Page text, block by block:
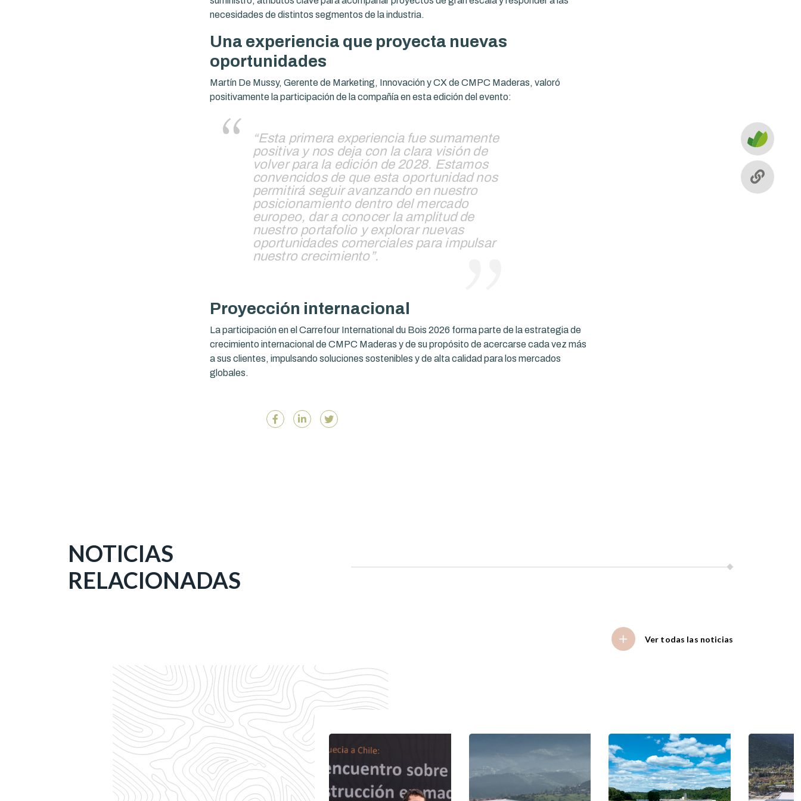
necesidades de distintos segmentos de la industria.
Una experiencia que proyecta nuevas
oportunidades
Martín De Mussy, Gerente de Marketing, Innovación y CX de CMPC Maderas, valoró
positivamente la participación de la compañía en esta edición del evento:
“Esta primera experiencia fue sumamente
positiva y nos deja con la clara visión de
volver para la edición de 2028. Estamos
convencidos de que esta oportunidad nos
permitirá seguir avanzando en nuestro
posicionamiento dentro del mercado
europeo, dar a conocer la amplitud de
nuestro portafolio y explorar nuevas
oportunidades comerciales para impulsar
nuestro crecimiento”.
Proyección internacional
La participación en el Carrefour International du Bois 2026 forma parte de la estrategia de
crecimiento internacional de CMPC Maderas y de su propósito de acercarse cada vez más
a sus clientes, impulsando soluciones sostenibles y de alta calidad para los mercados
globales.
NOTICIAS
RELACIONADAS
Ver todas las noticias